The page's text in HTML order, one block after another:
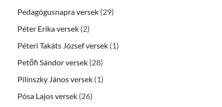
Pedagógusnapra versek (29)
Péter Erika versek (2)
Péteri Takáts József versek (1)
Petőfi Sándor versek (28)
Pilinszky János versek (1)
Pósa Lajos versek (26)